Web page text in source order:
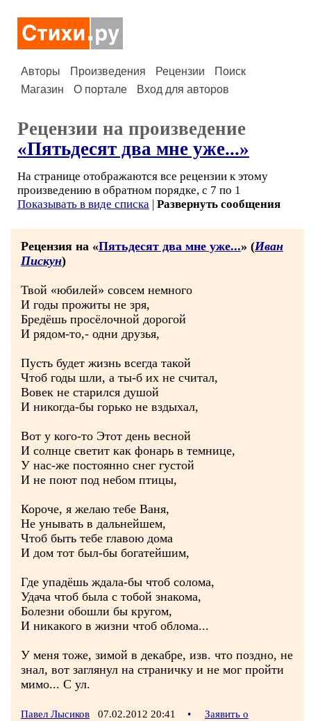
Авторы Произведения Рецензии
Поиск
Магазин
О портале Вход для авторов
Рецензии на произведение
«Пятьдесят два мне уже...»
На странице отображаются все рецензии к этому
произведению в обратном порядке, с 7 по 1
Показывать в виде списка | Развернуть сообщения
Рецензия на «Пятьдесят два мне уже...» (Иван
Пискун)
Твой «юбилей» совсем немного
И годы прожиты не зря,
Бредёшь просёлочной дорогой
И рядом-то,- одни друзья,
Пусть будет жизнь всегда такой
Чтоб годы шли, а ты-б их не считал,
Вовек не старился душой
И никогда-бы горько не вздыхал,
Вот у кого-то Этот день весной
И солнце светит как фонарь в темнице,
У нас-же постоянно снег густой
И не поют под небом птицы,
Короче, я желаю тебе Ваня,
Не унывать в дальнейшем,
Чтоб быть тебе главою дома
И дом тот был-бы богатейшим,
Где упадёшь ждала-бы чтоб солома,
Удача чтоб была с тобой знакома,
Болезни обошли бы кругом,
И никакого в жизни чтоб облома...
У меня тоже, зимой в декабре, изв. что поздно, не
знал, вот заглянул на страничку и не мог пройти
мимо... С ул.
Павел Лысиков 07.02.2012 20:41 •
Заявить о